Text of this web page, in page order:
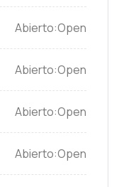
Open
Open
Open
Open